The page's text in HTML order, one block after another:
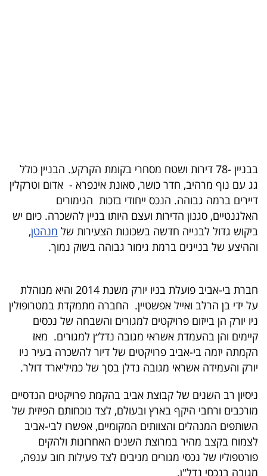
5
המילון
הכלכלי
פודקאסט
UNDER
40
שיתופי
פעולה
דרושים
ניוזלטרים
בבניין -78 דירות ושטח מסחרי בקומת הקרקע. הבניין כולל
גג עם נוף מרהיב, חדר כושר, סאונת אינפרא - אדום וטרקלין
דיירים ברמה גבוהה. הנכס ייחודי בזכות הגימורים
האלגנטיים, סגנון הדירות ועצם היותו בניין להשכרה. כיום יש
ביקוש גדול לבנייה חדשה בשכונות הצעירות של מנהטן,
וההיצע של בניינים ברמת גימור גבוהה בשוק נמוך.
חברת בי-אביב פועלת בניו יורק משנת 2014 והיא מנוהלת
על ידי בן הרלב ואייל אפשטיין. החברה מתמקדת במטרופולין
ניו יורק הן בייזום פרויקטים למגורים והשבחה של נכסים
קיימים והן בהעמדת אשראי מגובה נדל״ן למגורים. מאז
הקמתה יזמה בי-אביב פרויקטים של דיור להשכרה בעיר ניו
יורק והעמידה אשראי מגובה נדלן בסך של כמיליארד דולר.
ניסיון רב השנים של קבוצת אביב בהקמת פרויקטים הנדסיים
מורכבים ורחבי היקף בארץ ובעולם, לצד נוכחותם הפיזית של
השותפים המנהלים והצוותים המקומיים, אפשרו לבי-אביב
לצמוח בקצב מהיר במרוצת השנים האחרונות ולהקים
פורטפוליו של נכסי מגורים מניבים לצד פעילות חוב ענפה,
מגובה בנכסי נדל"ן.